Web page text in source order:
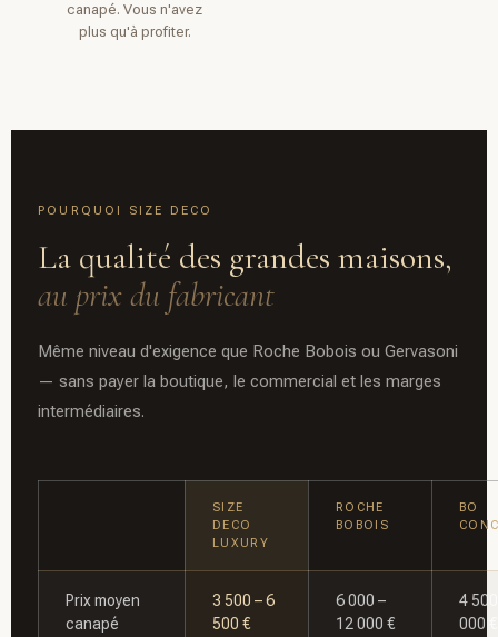
canapé. Vous n'avez
plus qu'à profiter.
POURQUOI SIZE DECO
La qualité des grandes maisons,
au prix du fabricant
Même niveau d'exigence que Roche Bobois ou Gervasoni
— sans payer la boutique, le commercial et les marges
intermédiaires.
SIZE
DECO
LUXURY
ROCHE
BOBOIS
BO
Prix moyen
canapé
3 500 – 6
500 €
6 000 –
12 000 €
4
000 €